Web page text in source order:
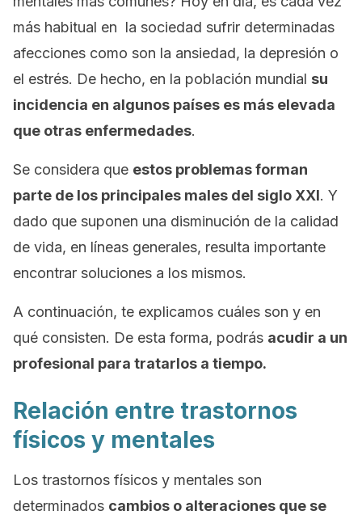
más habitual en la sociedad sufrir determinadas
afecciones como son la ansiedad, la depresión o
el estrés. De hecho, en la población mundial su
incidencia en algunos países es más elevada
que otras enfermedades.
Se considera que estos problemas forman
parte de los principales males del siglo XXI. Y
dado que suponen una disminución de la calidad
de vida, en líneas generales, resulta importante
encontrar soluciones a los mismos.
A continuación, te explicamos cuáles son y en
qué consisten. De esta forma, podrás acudir a un
profesional para tratarlos a tiempo.
Relación entre trastornos
físicos y mentales
Los trastornos físicos y mentales son
determinados cambios o alteraciones que se